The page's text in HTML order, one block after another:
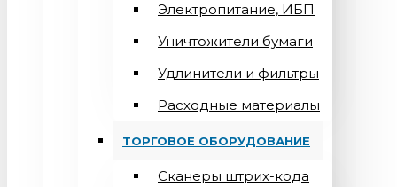
Электропитание, ИБП
Уничтожители бумаги
Удлинители и фильтры
Расходные материалы
ТОРГОВОЕ ОБОРУДОВАНИЕ
Сканеры штрих-кода